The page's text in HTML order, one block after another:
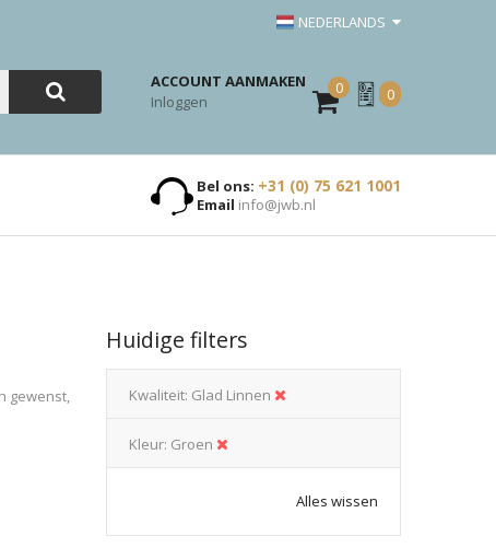
NEDERLANDS
ACCOUNT AANMAKEN
Inloggen
0
Mijn
Offerte
0
Bel ons: +31 (0) 75 621 1001
Email info@jwb.nl
gewenst,
Huidige filters
Kwaliteit Glad Linnen
Kleur Groen
Alles wissen